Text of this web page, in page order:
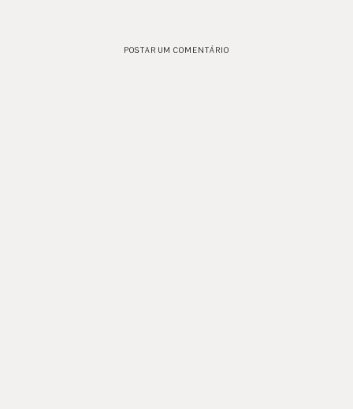
POSTAR UM COMENTÁRIO